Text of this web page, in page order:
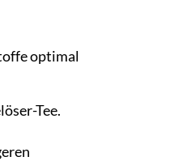
optimal
Tee.